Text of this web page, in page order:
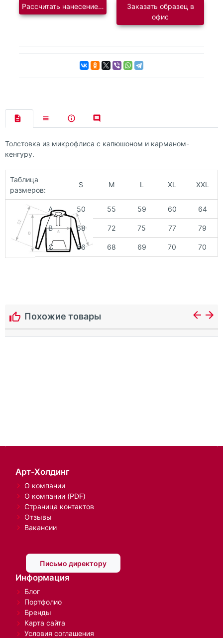
Рассчитать нанесение логотипаЗаказать образец в
офис
Толстовка из микрофлиса с капюшоном и карманом-
кенгуру.
Таблица
размеров:
S M L XL XXL
А 50 55 59 60 64
В 68 72 75 77 79
С 66 68 69 70 70
Похожие товары
Арт-Холдинг
О компании
О компании (PDF)
Страница контактов
Отзывы
Вакансии
Письмо директору
Информация
Блог
Портфолио
Бренды
Карта сайта
Условия соглашения